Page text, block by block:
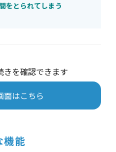
をとられてしまう
きを確認できます
面はこちら
機能